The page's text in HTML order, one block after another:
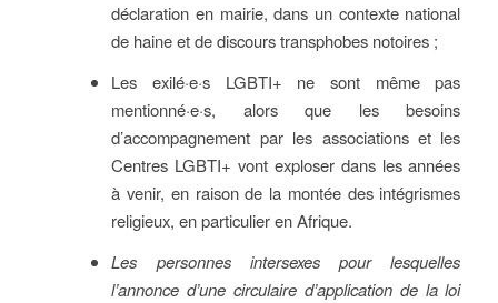
déclaration en mairie, dans un contexte national
de haine et de discours transphobes notoires ;
Les exilé·e·s LGBTI+ ne sont même pas
mentionné·e·s, alors que les besoins
d’accompagnement par les associations et les
Centres LGBTI+ vont exploser dans les années
à venir, en raison de la montée des intégrismes
religieux, en particulier en Afrique.
Les personnes intersexes pour lesquelles
l’annonce d’une circulaire d’application de la loi